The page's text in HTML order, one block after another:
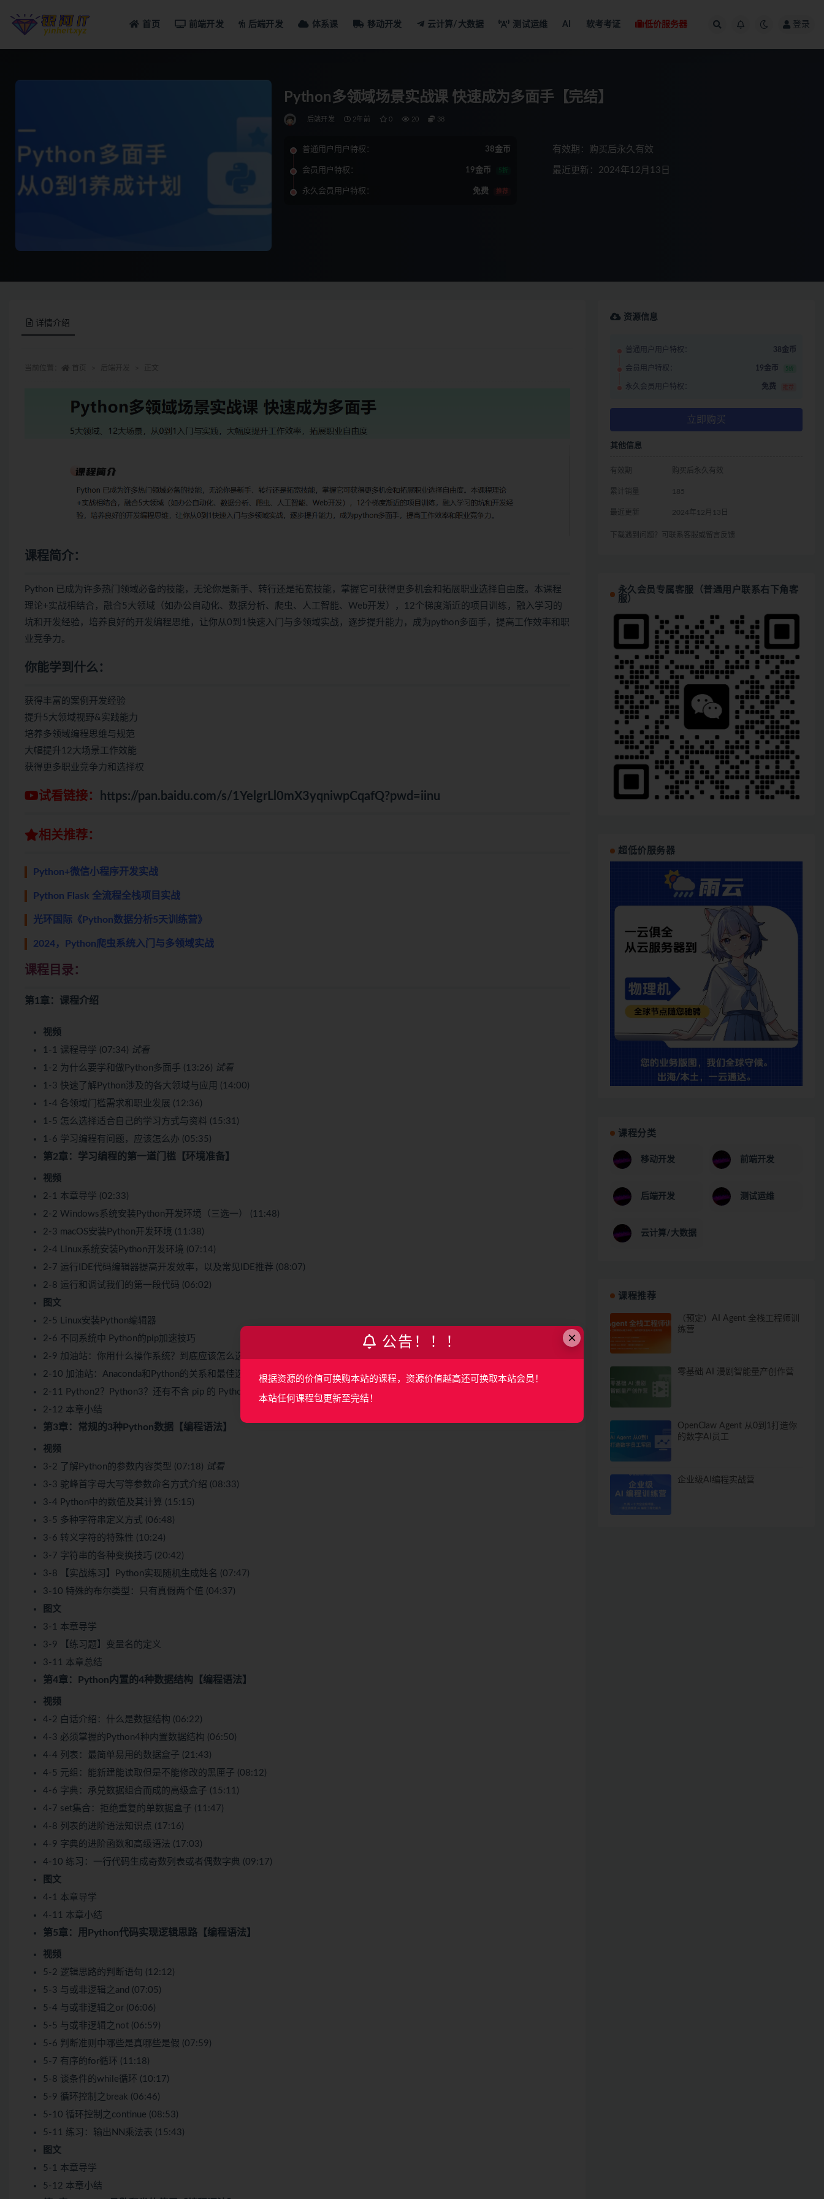
首页 前端开发 后端开发 体系课 移动开发 云计算/大数据 测试运维 AI 软考考证 低价服务器 登录
Python多领域场景实战课 快速成为多面手【完结】
后端开发 2年前 0 20 38
普通用户用户特权： 38金币
会员用户特权： 19金币 5折
永久会员用户特权： 免费 推荐
有效期：购买后永久有效
最近更新：2024年12月13日
详情介绍
课程简介：
Python 已成为许多热门领域必备的技能，无论你是新手、转行还是拓宽技能，掌握它可获得更多机会和拓展职业选择自由度。本课程
理论+实战相结合，融合5大领域（如办公自动化、数据分析、爬虫、人工智能、Web开发），12个梯度渐近的项目训练，融入学习的
坑和开发经验，培养良好的开发编程思维，让你从0到1快速入门与多领域实战，逐步提升能力，成为python多面手，提高工作效率和职
业竞争力。
你能学到什么：
获得丰富的案例开发经验
提升5大领域视野&实践能力
培养多领域编程思维与规范
大幅提升12大场景工作效能
获得更多职业竞争力和选择权
试看链接： https://pan.baidu.com/s/1YelgrLl0mX3yqniwpCqafQ?pwd=iinu
相关推荐：
Python+微信小程序开发实战
Python Flask 全流程全栈项目实战
光环国际《Python数据分析5天训练营》
2024，Python爬虫系统入门与多领域实战
课程目录：
第1章：课程介绍
视频
1-1 课程导学 (07:34) 试看
1-2 为什么要学和做Python多面手 (13:26) 试看
1-3 快速了解Python涉及的各大领域与应用 (14:00)
1-4 各领域门槛需求和职业发展 (12:36)
1-5 怎么选择适合自己的学习方式与资料 (15:31)
1-6 学习编程有问题，应该怎么办 (05:35)
第2章：学习编程的第一道门槛【环境准备】
视频
2-1 本章导学 (02:33)
2-2 Windows系统安装Python开发环境（三选一） (11:48)
2-3 macOS安装Python开发环境 (11:38)
2-4 Linux系统安装Python开发环境 (07:14)
2-7 运行IDE代码编辑器提高开发效率，以及常见IDE推荐 (08:07)
2-8 运行和调试我们的第一段代码 (06:02)
图文
2-5 Linux安装Python编辑器
2-6 不同系统中 Python的pip加速技巧
2-9 加油站：你用什么操作系统？到底应该怎么选操作系统
2-10 加油站：Anaconda和Python的关系和最佳选择
2-11 Python2？Python3？还有不含 pip 的 Python
2-12 本章小结
第3章：常规的3种Python数据【编程语法】
视频
3-2 了解Python的参数内容类型 (07:18) 试看
3-3 驼峰首字母大写等参数命名方式介绍 (08:33)
3-4 Python中的数值及其计算 (15:15)
3-5 多种字符串定义方式 (06:48)
3-6 转义字符的特殊性 (10:24)
3-7 字符串的各种变换技巧 (20:42)
3-8 【实战练习】Python实现随机生成姓名 (07:47)
3-10 特殊的布尔类型：只有真假两个值 (04:37)
图文
3-1 本章导学
3-9 【练习题】变量名的定义
3-11 本章总结
第4章：Python内置的4种数据结构【编程语法】
视频
4-2 白话介绍：什么是数据结构 (06:22)
4-3 必须掌握的Python4种内置数据结构 (06:50)
4-4 列表：最简单易用的数据盒子 (21:43)
4-5 元组：能新建能读取但是不能修改的黑匣子 (08:12)
4-6 字典：承兑数据组合而成的高级盒子 (15:11)
4-7 set集合：拒绝重复的单数据盒子 (11:47)
4-8 列表的进阶语法知识点 (17:16)
4-9 字典的进阶函数和高级语法 (17:03)
4-10 练习：一行代码生成奇数列表或者偶数字典 (09:17)
图文
4-1 本章导学
4-11 本章小结
第5章：用Python代码实现逻辑思路【编程语法】
视频
5-2 逻辑思路的判断语句 (12:12)
5-3 与或非逻辑之and (07:05)
5-4 与或非逻辑之or (06:06)
5-5 与或非逻辑之not (06:59)
5-6 判断准则中哪些是真哪些是假 (07:59)
5-7 有序的for循环 (11:18)
5-8 谈条件的while循环 (10:17)
5-9 循环控制之break (06:46)
5-10 循环控制之continue (08:53)
5-11 练习：输出NN乘法表 (15:43)
图文
5-1 本章导学
5-12 本章小结
资源信息
普通用户用户特权： 38金币
会员用户特权： 19金币 5折
永久会员用户特权： 免费 推荐
立即购买
其他信息
有效期 购买后永久有效
累计销量 185
最近更新 2024年12月13日
下载遇到问题？可联系客服或留言反馈
永久会员专属客服（普通用户联系右下角客
服）
超低价服务器
课程分类
移动开发 前端开发
后端开发 测试运维
云计算/大数据
课程推荐
（预定）AI Agent 全栈工程师训
练营
零基础 AI 漫剧智能量产创作营
OpenClaw Agent 从0到1打造你
的数字AI员工
企业级AI编程实战营
×
公告！！！
根据资源的价值可换购本站的课程，资源价值越高还可换取本站会员！
本站任何课程包更新至完结！